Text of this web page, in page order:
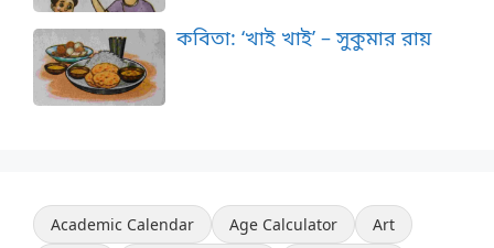
কবিতা: ‘খাই খাই’ – সুকুমার রায়
Academic Calendar Age Calculator
Art